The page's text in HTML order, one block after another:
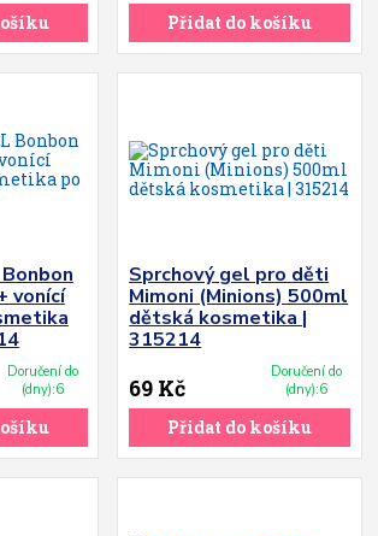
Přidat do košíku
Bonbon
vonící
Doručení do
(dny):6
Sprchový gel pro děti
Mimoni (Minions) 500ml
dětská kosmetika |
315214
69 Kč
Doručení do
(dny):6
Přidat do košíku